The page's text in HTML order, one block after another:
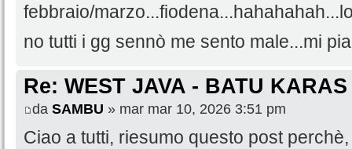
febbraio/
no tutti i gg sennò me sento male...mi
Re: WEST JAVA - BATU KARAS
da SAMBU » mar mar 10, 2026 3:51 pm
Ciao a tutti, riesumo questo post